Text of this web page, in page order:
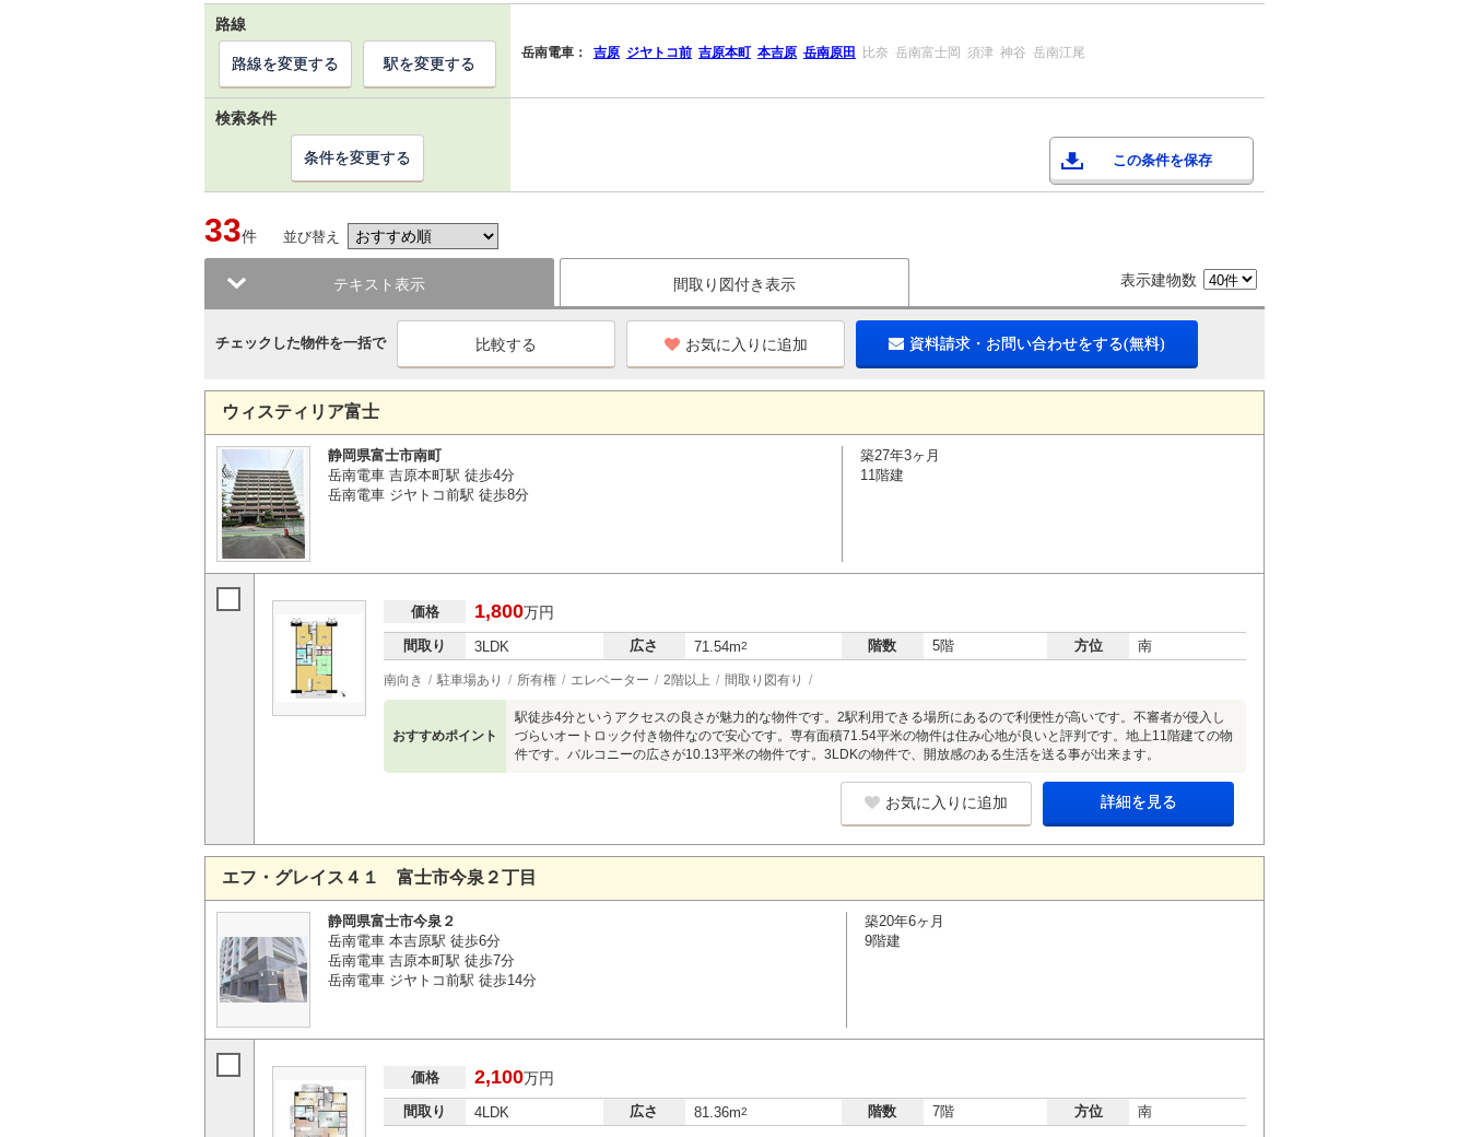
路線
岳南電車： 吉原 ジヤトコ前 吉原本町 本吉原 岳南原田 比奈 岳南富士岡 須津 神谷 岳南江尾
路線を変更する 駅を変更する
検索条件
この条件を保存
条件を変更する
33件 並び替え
テキスト表示 間取り図付き表示 表示建物数
チェックした物件を一括で お気に入りに追加 資料請求・お問い合わせをする(無料)
ウィスティリア富士
静岡県富士市南町
岳南電車 吉原本町駅 徒歩4分
岳南電車 ジヤトコ前駅 徒歩8分
築27年3ヶ月
11階建
価格 1,800万円
間取り 3LDK 広さ 71.54m2 階数 5階 方位 南
南向き 駐車場あり 所有権 エレベーター 2階以上 間取り図有り
おすすめポイント
駅徒歩4分というアクセスの良さが魅力的な物件です。2駅利用できる場所にあるので利便性が高いです。不審者が侵入し
づらいオートロック付き物件なので安心です。専有面積71.54平米の物件は住み心地が良いと評判です。地上11階建ての物
件です。バルコニーの広さが10.13平米の物件です。3LDKの物件で、開放感のある生活を送る事が出来ます。
お気に入りに追加 詳細を見る
エフ・グレイス４１ 富士市今泉２丁目
静岡県富士市今泉２
岳南電車 本吉原駅 徒歩6分
岳南電車 吉原本町駅 徒歩7分
岳南電車 ジヤトコ前駅 徒歩14分
築20年6ヶ月
9階建
価格 2,100万円
間取り 4LDK 広さ 81.36m2 階数 7階 方位 南